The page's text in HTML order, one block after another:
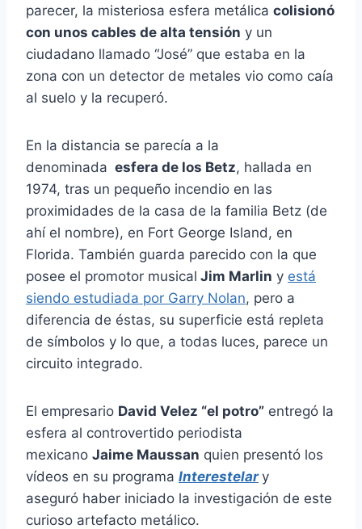
parecer, la misteriosa esfera metálica colisionó
con unos cables de alta tensión y un
ciudadano llamado “José” que estaba en la
zona con un detector de metales vio como caía
al suelo y la recuperó.
En la distancia se parecía a la
denominada esfera de los Betz, hallada en
1974, tras un pequeño incendio en las
proximidades de la casa de la familia Betz (de
ahí el nombre), en Fort George Island, en
Florida. También guarda parecido con la que
posee el promotor musical Jim Marlin y está
siendo estudiada por Garry Nolan, pero a
diferencia de éstas, su superficie está repleta
de símbolos y lo que, a todas luces, parece un
circuito integrado.
El empresario David Velez “el potro” entregó la
esfera al controvertido periodista
mexicano Jaime Maussan quien presentó los
vídeos en su programa Interestelar y
aseguró haber iniciado la investigación de este
curioso artefacto metálico.